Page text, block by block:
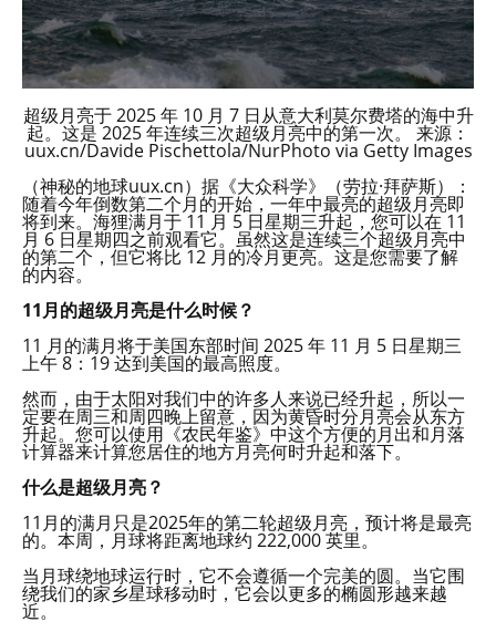
超级月亮于 2025 年 10 月 7 日从意大利莫尔费塔的海中升
起。这是 2025 年连续三次超级月亮中的第一次。 来源：
uux.cn/Davide Pischettola/NurPhoto via Getty Images
（神秘的地球uux.cn）据《大众科学》（劳拉·拜萨斯）：
随着今年倒数第二个月的开始，一年中最亮的超级月亮即
将到来。海狸满月于 11 月 5 日星期三升起，您可以在 11
月 6 日星期四之前观看它。虽然这是连续三个超级月亮中
的第二个，但它将比 12 月的冷月更亮。这是您需要了解
的内容。
11月的超级月亮是什么时候？
11 月的满月将于美国东部时间 2025 年 11 月 5 日星期三
上午 8：19 达到美国的最高照度。
然而，由于太阳对我们中的许多人来说已经升起，所以一
定要在周三和周四晚上留意，因为黄昏时分月亮会从东方
升起。您可以使用《农民年鉴》中这个方便的月出和月落
计算器来计算您居住的地方月亮何时升起和落下。
什么是超级月亮？
11月的满月只是2025年的第二轮超级月亮，预计将是最亮
的。本周，月球将距离地球约 222,000 英里。
当月球绕地球运行时，它不会遵循一个完美的圆。当它围
绕我们的家乡星球移动时，它会以更多的椭圆形越来越
近。